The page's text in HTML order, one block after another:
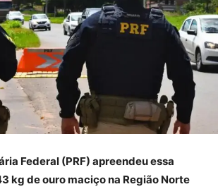
Federal (PRF) apreendeu essa
kg de ouro maciço na Região Norte